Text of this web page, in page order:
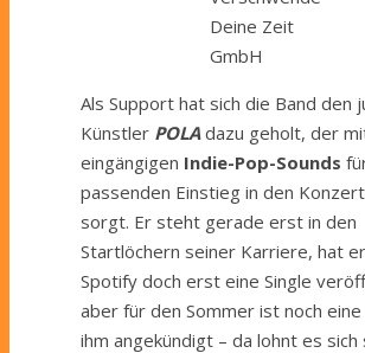
Deine Zeit
GmbH
Als Support hat sich die Band den
Künstler POLAdazu geholt, der
eingängigen Indie-Pop-Sounds
passenden Einstieg in den
sorgt. Er steht gerade erst in den
Startlöchern seiner Karriere, hat
Spotify doch erst eine Single
aber für den Sommer ist noch eine
ihm angekündigt – da lohnt es sich